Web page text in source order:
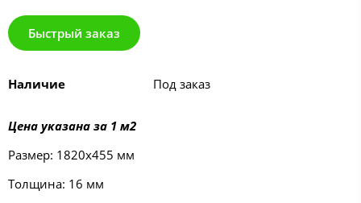
Быстрый заказ
Наличие Под заказ
Цена указана за 1 м2
Размер: 1820х455 мм
Толщина: 16 мм